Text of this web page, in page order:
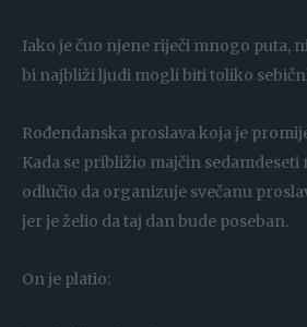
Iako je čuo njene riječi mnogo puta,
bi najbliži ljudi mogli biti toliko
Rođendanska proslava koja je
Kada se približio majčin
odlučio da organizuje svečanu
jer je želio da taj dan bude poseban.
On je platio: